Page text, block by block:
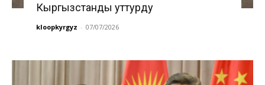
Кыргызстанды уттурду
kloopkyrgyz - 07/07/2026